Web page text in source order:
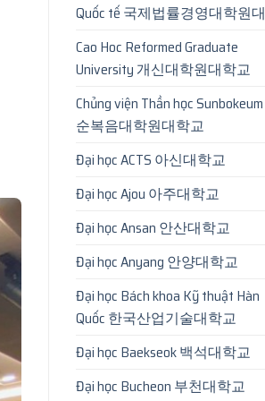
Quốc tế 국제법률경영대학원대
Cao Hoc Reformed Graduate
University 개신대학원대학교
Chủng viện Thần học Sunbokeum
순복음대학원대학교
Đại học ACTS 아신대학교
Đại học Ajou 아주대학교
Đại học Ansan 안산대학교
Đại học Anyang 안양대학교
Đại học Bách khoa Kỹ thuật Hàn
Quốc 한국산업기술대학교
Đại học Baekseok 백석대학교
Đại học Bucheon 부천대학교